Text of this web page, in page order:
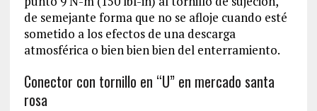
de semejante forma que no se afloje cuando esté
sometido a los efectos de una descarga
atmosférica o bien bien bien del enterramiento.
Conector con tornillo en “U” en mercado santa
rosa